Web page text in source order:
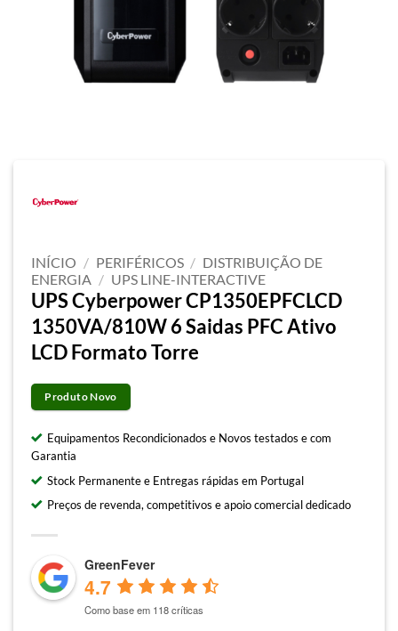
INÍCIO / PERIFÉRICOS / DISTRIBUIÇÃO DE
ENERGIA / UPS LINE-INTERACTIVE
UPS Cyberpower CP1350EPFCLCD
1350VA/810W 6 Saidas PFC Ativo
LCD Formato Torre
Produto Novo
Equipamentos Recondicionados e Novos testados e com
Garantia
Stock Permanente e Entregas rápidas em Portugal
Preços de revenda, competitivos e apoio comercial dedicado
GreenFever
4.7
Como base em 118 críticas